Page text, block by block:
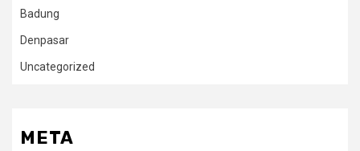
Badung
Denpasar
Uncategorized
META